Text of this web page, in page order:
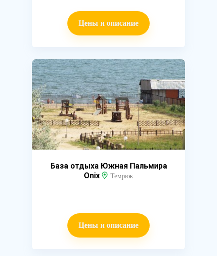
Цены и описание
База отдыха Южная Пальмира
Onix
Темрюк
Цены и описание